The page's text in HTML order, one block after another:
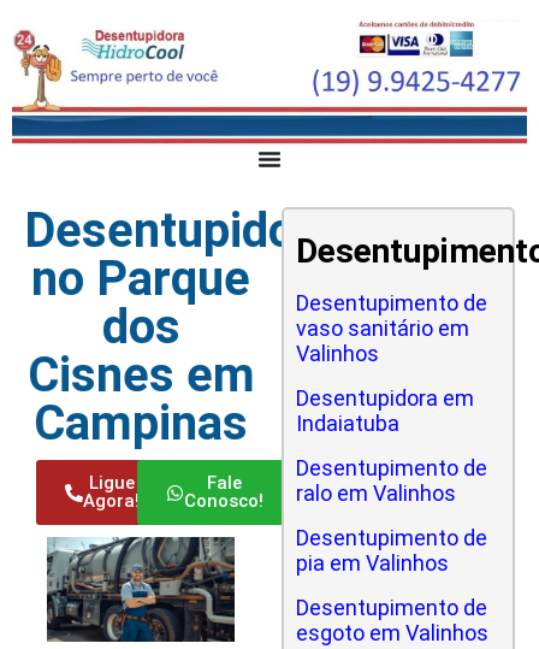
Desentupidora
no Parque
dos
Cisnes em
Campinas
Ligue
Agora!
Fale
Conosco!
Desentupimento de
vaso sanitário em
Valinhos
Desentupidora em
Indaiatuba
Desentupimento de
ralo em Valinhos
Desentupimento de
pia em Valinhos
Desentupimento de
esgoto em Valinhos